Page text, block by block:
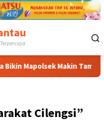
Tampil Cantik
Cilengsi”